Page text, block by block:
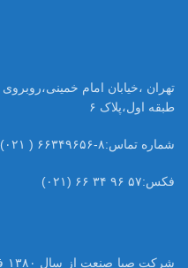
طبقه اول،پلاک ۶
شماره تماس:۸-۶۶۳۴۹۶۵۶ ( ۰۲۱)
فکس:۵۷ ۹۶ ۳۴ ۶۶ (۰۲۱)